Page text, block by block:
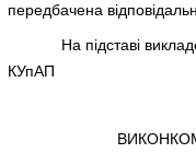
передбачена
На підставі
КУпАП
ВИКОНКОМ